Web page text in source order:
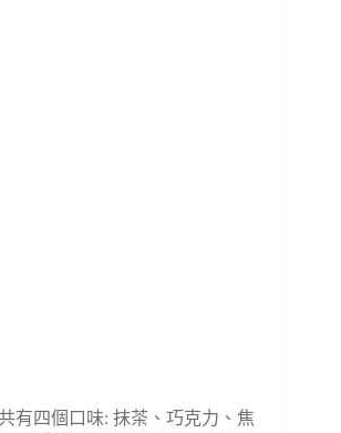
有四個口味: 抹茶、巧克力、焦